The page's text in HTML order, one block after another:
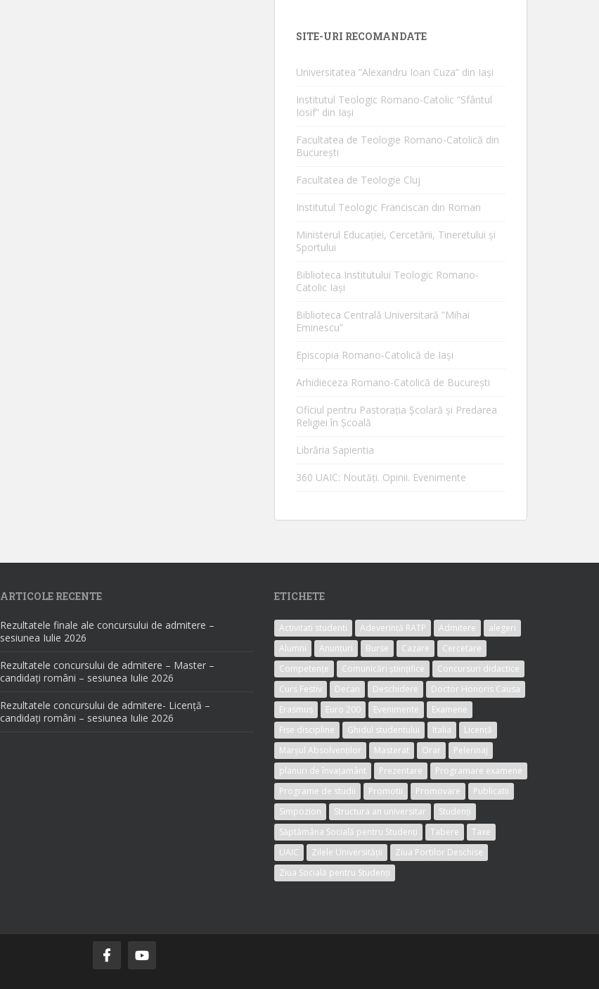
SITE-URI RECOMANDATE
Universitatea ”Alexandru Ioan Cuza” din Iaşi
Institutul Teologic Romano-Catolic ”Sfântul
Iosif” din Iaşi
Facultatea de Teologie Romano-Catolică din
Bucureşti
Facultatea de Teologie Cluj
Institutul Teologic Franciscan din Roman
Ministerul Educaţiei, Cercetării, Tineretului şi
Sportului
Biblioteca Institutului Teologic Romano-
Catolic Iaşi
Biblioteca Centrală Universitară ”Mihai
Eminescu”
Episcopia Romano-Catolică de Iaşi
Arhidieceza Romano-Catolică de Bucureşti
Oficiul pentru Pastorația Școlară și Predarea
Religiei în Școală
Librăria Sapientia
360 UAIC: Noutăţi. Opinii. Evenimente
ARTICOLE RECENTE
Rezultatele finale ale concursului de admitere –
sesiunea Iulie 2026
Rezultatele concursului de admitere – Master –
candidați români – sesiunea Iulie 2026
Rezultatele concursului de admitere- Licență –
candidați români – sesiunea Iulie 2026
ETICHETE
Activitati studenti Adeverință RATP Admitere
alegeri
Alumni
Anunțuri Burse Cazare
Cercetare
Competențe
Comunicări științifice
Concursuri didactice
Curs Festiv
Decan Deschidere
Doctor Honoris Causa
Erasmus
Euro 200 Evenimente
Examene
Fise discipline
Ghidul studentului Italia
Licență
Marșul Absolvenților
Masterat Orar
Pelerinaj
planuri de învațamânt
Prezentare
Programare examene
Programe de studii
Promotii Promovare
Publicatii
Simpozion
Structura an universitar
Studenți
Săptămâna Socială pentru Studenți
Tabere
Taxe
UAIC
Zilele Universității
Ziua Portilor Deschise
Ziua Socială pentru Studenți